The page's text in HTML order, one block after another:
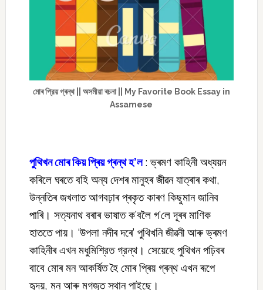
মোৰ প্রিয় গ্ৰন্থ || অসমীয়া ৰচনা || My Favorite Book Essay in
Assamese
পুথিখন মোৰ কিয় প্ৰিয় গ্ৰন্থ হ’ল : ভ্ৰমণ কাহিনী অধ্যয়ন
কৰিলে ঘৰতে বহি অন্য দেশৰ মানুহৰ জীৱন যাত্ৰাৰ কথা,
উন্নতিৰ জখলাত আগবঢ়াৰ প্ৰকৃত কাৰণ কিছুমান জানিব
পাৰি। সত্যনাথ বৰাৰ ভাষাত ক’বলৈ গ’লে দূৰৰ মাণিক
হাততে পায়। ‘উপলা নদীৰ দৰে’ পুথিখনি জীৱনী আৰু ভ্ৰমণ
কাহিনীৰ এখন মধুমিশ্রিত গ্রন্থ। সেয়েহে পুথিখন পঢ়িবৰ
বাবে মোৰ মন আকৰ্ষিত হৈ মোৰ প্ৰিয় গ্ৰন্থ এখন ৰূপে
হৃদয়, মন আৰু মগজুত স্থান পাইছে।